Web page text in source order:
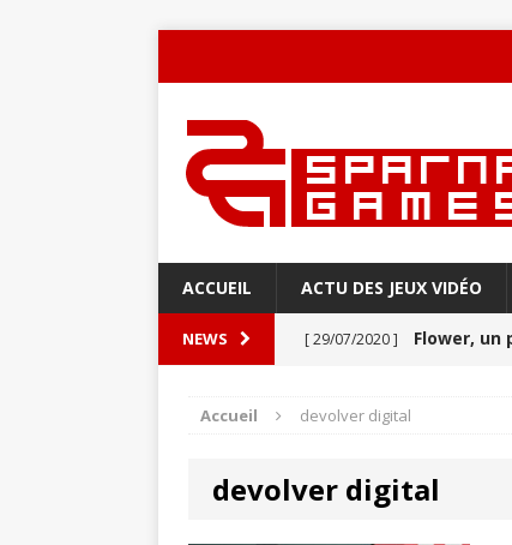
ACCUEIL ACTU DES JEUX VIDÉO
NEWS [ 29/07/2020 ] Flower, un
[ 21/03/2020 ] Aery : Un
[ 21/03/2020 ] Super
Accueil devolver digital
devolver digital